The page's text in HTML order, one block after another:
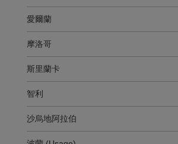
愛爾蘭
摩洛哥
斯里蘭卡
智利
沙烏地阿拉伯